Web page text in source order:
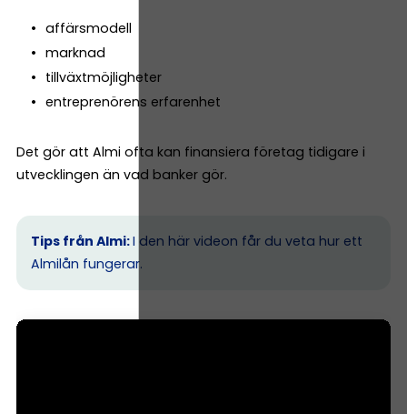
affärsmodell
marknad
tillväxtmöjligheter
entreprenörens erfarenhet
Det gör att Almi ofta kan finansiera företag tidigare i
utvecklingen än vad banker gör.
Tips från Almi:I den här videon får du veta hur ett
Almilån fungerar.